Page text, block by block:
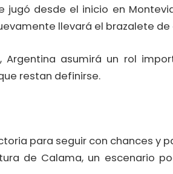
desde el inicio en
llevará el brazalete
asumirá un rol
restan definirse.
para seguir con chances y
de Calama, un escenario